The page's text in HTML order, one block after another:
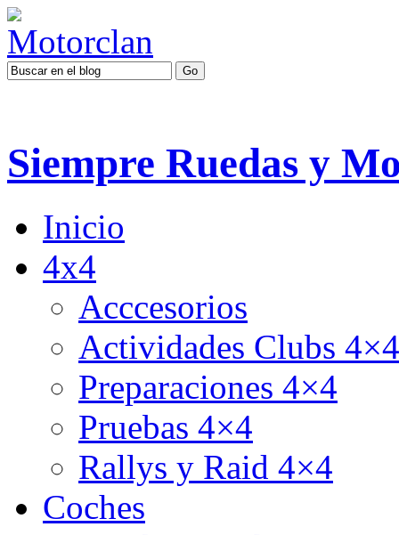
Siempre Ruedas y
Inicio
4x4
Acccesorios
Actividades Clubs 4×4
Preparaciones 4×4
Pruebas 4×4
Rallys y Raid 4×4
Coches